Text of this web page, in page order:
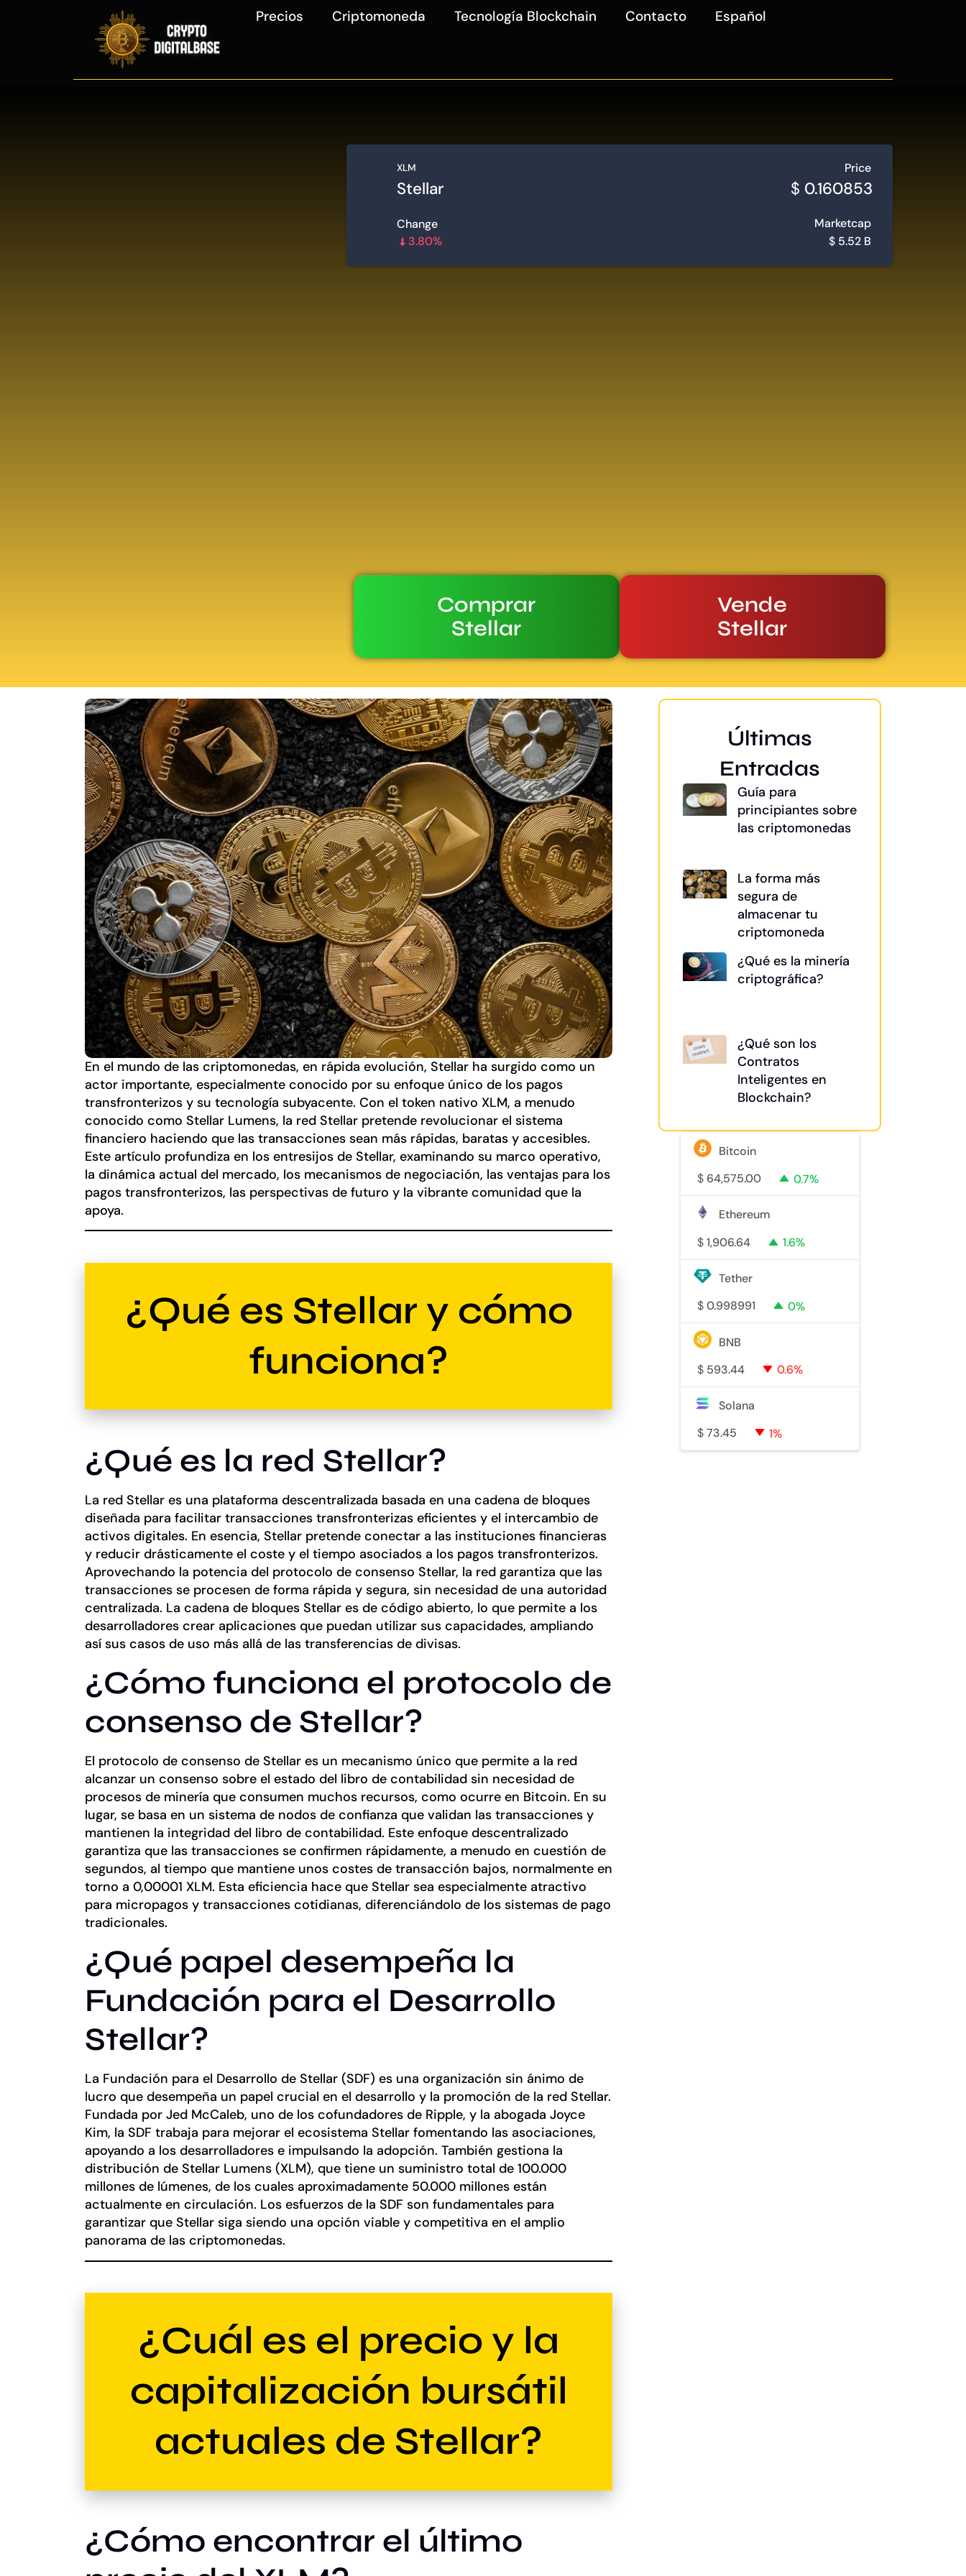
Precios Criptomoneda Tecnología Blockchain Contacto Español
XLM
Stellar
Price
$ 0.160853
Change
3.80%
Marketcap
$ 5.52 B
Comprar
Stellar
Vende
Stellar
En el mundo de las criptomonedas, en rápida evolución, Stellar ha surgido como un
actor importante, especialmente conocido por su enfoque único de los pagos
transfronterizos y su tecnología subyacente. Con el token nativo XLM, a menudo
conocido como Stellar Lumens, la red Stellar pretende revolucionar el sistema
financiero haciendo que las transacciones sean más rápidas, baratas y accesibles.
Este artículo profundiza en los entresijos de Stellar, examinando su marco operativo,
la dinámica actual del mercado, los mecanismos de negociación, las ventajas para los
pagos transfronterizos, las perspectivas de futuro y la vibrante comunidad que la
apoya.
¿Qué es Stellar y cómo
funciona?
¿Qué es la red Stellar?
La red Stellar es una plataforma descentralizada basada en una cadena de bloques
diseñada para facilitar transacciones transfronterizas eficientes y el intercambio de
activos digitales. En esencia, Stellar pretende conectar a las instituciones financieras
y reducir drásticamente el coste y el tiempo asociados a los pagos transfronterizos.
Aprovechando la potencia del protocolo de consenso Stellar, la red garantiza que las
transacciones se procesen de forma rápida y segura, sin necesidad de una autoridad
centralizada. La cadena de bloques Stellar es de código abierto, lo que permite a los
desarrolladores crear aplicaciones que puedan utilizar sus capacidades, ampliando
así sus casos de uso más allá de las transferencias de divisas.
¿Cómo funciona el protocolo de
consenso de Stellar?
El protocolo de consenso de Stellar es un mecanismo único que permite a la red
alcanzar un consenso sobre el estado del libro de contabilidad sin necesidad de
procesos de minería que consumen muchos recursos, como ocurre en Bitcoin. En su
lugar, se basa en un sistema de nodos de confianza que validan las transacciones y
mantienen la integridad del libro de contabilidad. Este enfoque descentralizado
garantiza que las transacciones se confirmen rápidamente, a menudo en cuestión de
segundos, al tiempo que mantiene unos costes de transacción bajos, normalmente en
torno a 0,00001 XLM. Esta eficiencia hace que Stellar sea especialmente atractivo
para micropagos y transacciones cotidianas, diferenciándolo de los sistemas de pago
tradicionales.
¿Qué papel desempeña la
Fundación para el Desarrollo
Stellar?
La Fundación para el Desarrollo de Stellar (SDF) es una organización sin ánimo de
lucro que desempeña un papel crucial en el desarrollo y la promoción de la red Stellar.
Fundada por Jed McCaleb, uno de los cofundadores de Ripple, y la abogada Joyce
Kim, la SDF trabaja para mejorar el ecosistema Stellar fomentando las asociaciones,
apoyando a los desarrolladores e impulsando la adopción. También gestiona la
distribución de Stellar Lumens (XLM), que tiene un suministro total de 100.000
millones de lúmenes, de los cuales aproximadamente 50.000 millones están
actualmente en circulación. Los esfuerzos de la SDF son fundamentales para
garantizar que Stellar siga siendo una opción viable y competitiva en el amplio
panorama de las criptomonedas.
¿Cuál es el precio y la
capitalización bursátil
actuales de Stellar?
¿Cómo encontrar el último
Últimas
Entradas
Guía para
principiantes sobre
las criptomonedas
La forma más
segura de
almacenar tu
criptomoneda
¿Qué es la minería
criptográfica?
¿Qué son los
Contratos
Inteligentes en
Blockchain?
Bitcoin
$ 64,575.00 0.7%
Ethereum
$ 1,906.64 1.6%
Tether
$ 0.998991 0%
BNB
$ 593.44 0.6%
Solana
$ 73.45 1%